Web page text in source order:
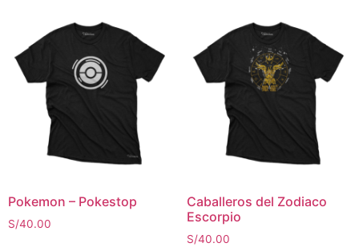
Pokemon – Pokestop
S/40.00
Caballeros del Zodiaco
Escorpio
S/40.00